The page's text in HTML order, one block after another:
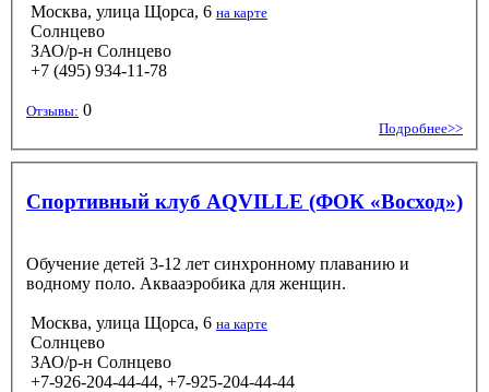
Москва, улица Щорса, 6 на карте
Солнцево
ЗАО/р-н Солнцево
+7 (495) 934-11-78
Отзывы: 0
Подробнее>>
Спортивный клуб AQVILLE (ФОК «Восход»)
Обучение детей 3-12 лет синхронному плаванию и
водному поло. Аквааэробика для женщин.
Москва, улица Щорса, 6 на карте
Солнцево
ЗАО/р-н Солнцево
+7-926-204-44-44, +7-925-204-44-44